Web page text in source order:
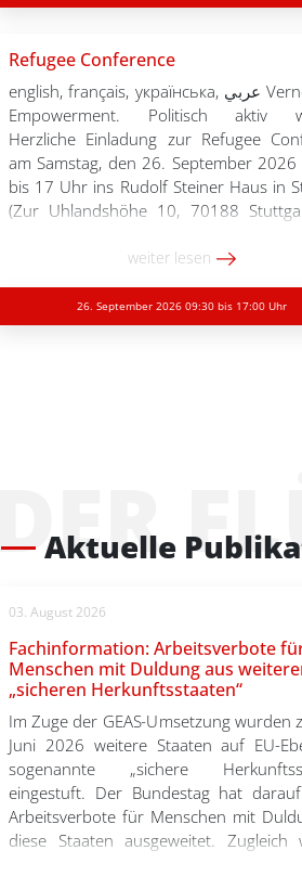
Fortbildungsreihe richtet sich an
neben inhaltlichen Impulsen auch
Fragen […]
Refugee Conference
english, français, українська, عربي Vernetzung.
Empowerment. Politisch aktiv
Herzliche Einladung zur Refugee
am Samstag, den 26. September
bis 17 Uhr ins Rudolf Steiner Haus in
(Zur Uhlandshöhe 10, 70188
soll einen Raum für
Empowerment und Vernetzung
Gemeinsam kann auf […]
weiter lesen
26. September 2026 09:30 bis 17:00 Uhr
DER
Aktuelle
03. August 2026
Fachinformation: Arbeitsverbote
Menschen mit Duldung aus
„sicheren Herkunftsstaaten“
Im Zuge der GEAS-Umsetzung wurden
Juni 2026 weitere Staaten auf EU-
sogenannte „sichere
eingestuft. Der Bundestag hat
Arbeitsverbote für Menschen mit
diese Staaten ausgeweitet. Zugleich